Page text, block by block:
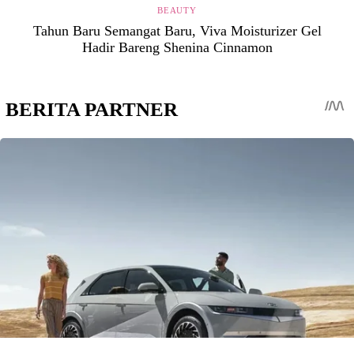
BEAUTY
Tahun Baru Semangat Baru, Viva Moisturizer Gel
Hadir Bareng Shenina Cinnamon